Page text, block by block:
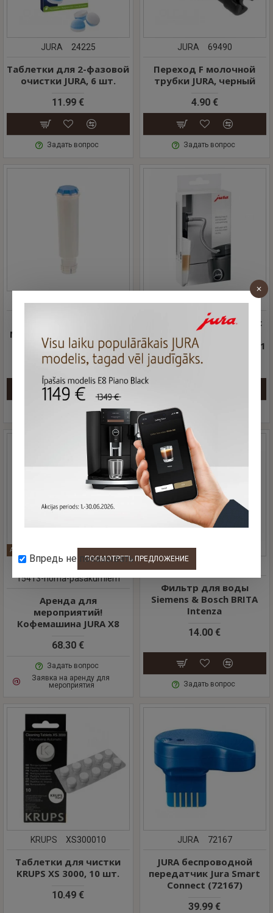
ПОСМОТРЕТЬ ПРЕДЛОЖЕНИЕ
Впредь не показывать
JURA 24225
Таблетки для 2-фазовой
очистки JURA, 6 шт.
11.99 €
Задать вопрос
JURA 69490
Переход F молочной
трубки JURA, черный
4.90 €
Задать вопрос
MELITTA CLARIS Pro Aqua
14.50 €
Задать вопрос
Jura Молочная трубка с
оболочкой из
нержавеющей стали HP1
24.99 €
АРЕНДА ДЛЯ МЕРОПРИЯТИЙ
JURA
15413-noma-pasakumiem
Аренда для
мероприятий!
Кофемашина JURA X8
68.30 €
Задать вопрос
Заявка на аренду для
мероприятия
Фильтр для воды
Siemens & Bosch BRITA
Intenza
14.00 €
Задать вопрос
KRUPS XS300010
Таблетки для чистки
KRUPS XS 3000, 10 шт.
10.49 €
JURA 72167
JURA беспроводной
передатчик Jura Smart
Connect (72167)
39.99 €